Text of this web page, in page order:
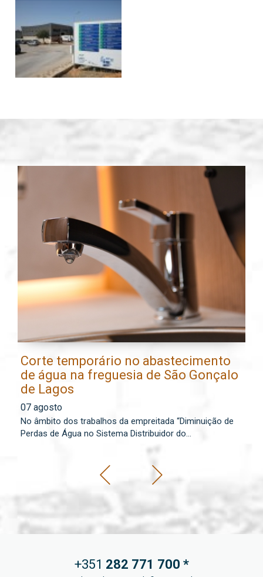
Corte temporário no abastecimento
de água na freguesia de São Gonçalo
de Lagos
07 agosto
No âmbito dos trabalhos da empreitada “Diminuição de
Perdas de Água no Sistema Distribuidor do...
+351 282 771 700 *